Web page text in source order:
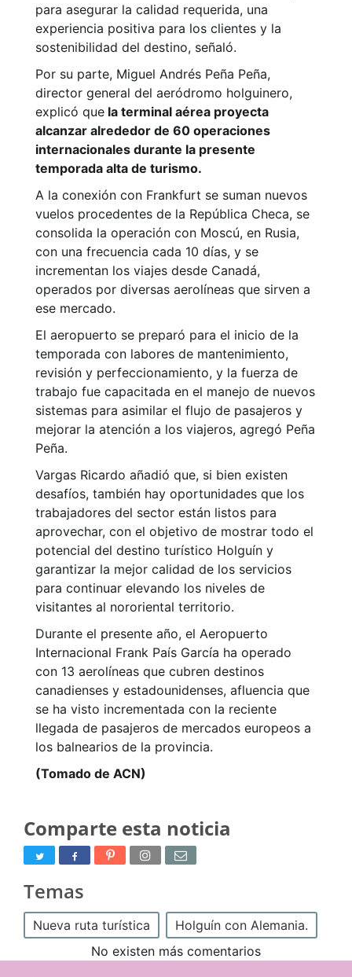
para asegurar la calidad requerida, una
experiencia positiva para los clientes y la
sostenibilidad del destino, señaló.
Por su parte, Miguel Andrés Peña Peña,
director general del aeródromo holguinero,
explicó que la terminal aérea proyecta
alcanzar alrededor de 60 operaciones
internacionales durante la presente
temporada alta de turismo.
A la conexión con Frankfurt se suman nuevos
vuelos procedentes de la República Checa, se
consolida la operación con Moscú, en Rusia,
con una frecuencia cada 10 días, y se
incrementan los viajes desde Canadá,
operados por diversas aerolíneas que sirven a
ese mercado.
El aeropuerto se preparó para el inicio de la
temporada con labores de mantenimiento,
revisión y perfeccionamiento, y la fuerza de
trabajo fue capacitada en el manejo de nuevos
sistemas para asimilar el flujo de pasajeros y
mejorar la atención a los viajeros, agregó Peña
Peña.
Vargas Ricardo añadió que, si bien existen
desafíos, también hay oportunidades que los
trabajadores del sector están listos para
aprovechar, con el objetivo de mostrar todo el
potencial del destino turístico Holguín y
garantizar la mejor calidad de los servicios
para continuar elevando los niveles de
visitantes al nororiental territorio.
Durante el presente año, el Aeropuerto
Internacional Frank País García ha operado
con 13 aerolíneas que cubren destinos
canadienses y estadounidenses, afluencia que
se ha visto incrementada con la reciente
llegada de pasajeros de mercados europeos a
los balnearios de la provincia.
(Tomado de ACN)
Comparte esta noticia
Temas
Nueva ruta turística
Holguín con Alemania.
No existen más comentarios